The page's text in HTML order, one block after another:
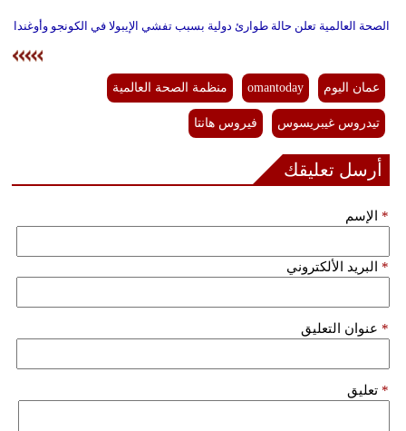
الصحة العالمية تعلن حالة طوارئ دولية بسبب تفشي الإيبولا في الكونجو وأوغندا
عمان اليوم omantoday منظمة الصحة العالمية
تيدروس غيبريسوس فيروس هانتا
أرسل تعليقك
الإسم *
البريد الألكتروني *
عنوان التعليق *
تعليق *